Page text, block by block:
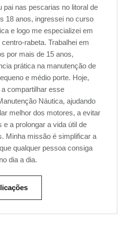
pai nas pescarias no litoral de
18 anos, ingressei no curso
e logo me especializei em
rabeta. Trabalhei em
por mais de 15 anos,
prática na manutenção de
e médio porte. Hoje,
compartilhar esse
Náutica, ajudando
melhor dos motores, a evitar
e a prolongar a vida útil de
Minha missão é simplificar a
qualquer pessoa consiga
dia a dia.